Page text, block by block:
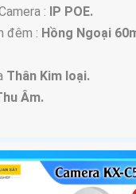
: IP POE.
đêm : Hồng Ngoại
Thân Kim loại.
Âm.